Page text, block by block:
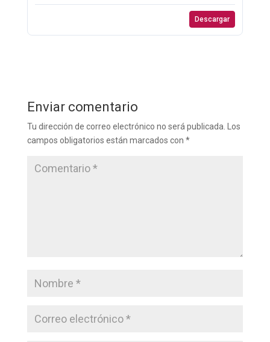
Descargar
Enviar comentario
Tu dirección de correo electrónico no será publicada.
Los
campos obligatorios están marcados con *